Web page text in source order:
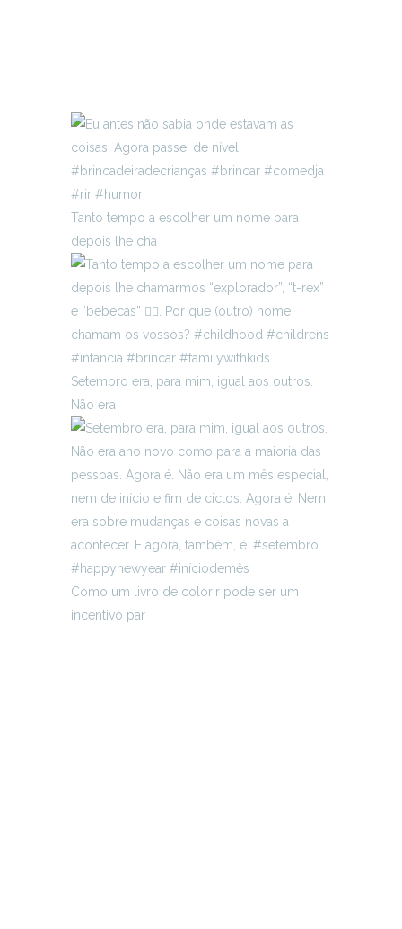
Tanto tempo a escolher um nome para
depois lhe cha
Setembro era, para mim, igual aos outros.
Não era
Como um livro de colorir pode ser um
incentivo par